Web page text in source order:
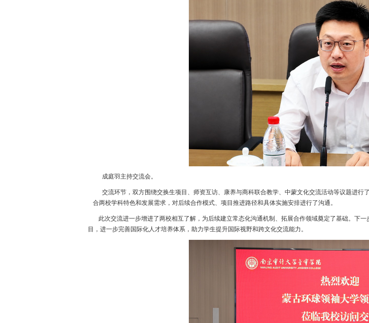
成庭羽主持交流会。
交流环节，双方围绕交换生项目、师资互访、康养与商科联合教学、中蒙文化交流活动等议题进行
合两校学科特色和发展需求，对后续合作模式、项目推进路径和具体实施安排进行了沟通。
此次交流进一步增进了两校相互了解，为后续建立常态化沟通机制、拓展合作领域奠定了基础。下
目，进一步完善国际化人才培养体系，助力学生提升国际视野和跨文化交流能力。